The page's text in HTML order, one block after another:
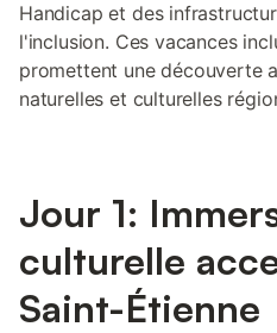
Handicap et des
l'inclusion. Ces vacances
promettent une découverte
naturelles et culturelles
Jour 1:
culturelle
Saint-Étienne